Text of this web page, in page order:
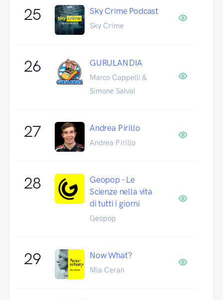
25 Sky Crime Podcast
Sky Crime
26 GURULANDIA
Marco Cappelli &
Simone Salvai
27 Andrea Pirillo
Andrea Pirillo
28
Geopop - Le
Scienze nella vita
di tutti i giorni
Geopop
29 Now What?
Mia Ceran